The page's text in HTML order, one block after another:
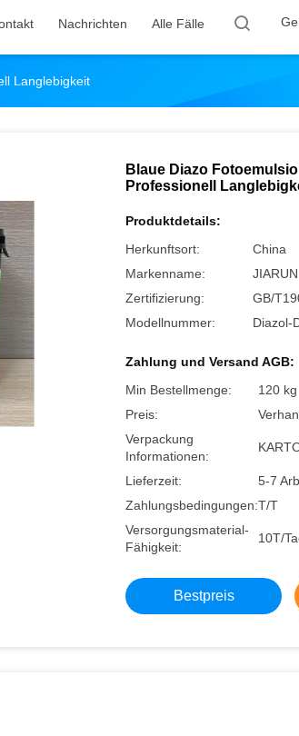
Nachrichten Alle Fälle
Langlebigkeit
Blaue Diazo
Professionell
Produktdetails:
Herkunftsort:
China
Markenname:
JIARUN
Zertifizierung:
GB/
Modellnummer:
Diazol-
Zahlung und Versand AGB:
Min Bestellmenge:
120 kg
Preis:
Verpackung
Informationen:
Lieferzeit:
5-7
Zahlungsbedingungen:T/T
Versorgungsmaterial-
Fähigkeit:
10T/
Bestpreis